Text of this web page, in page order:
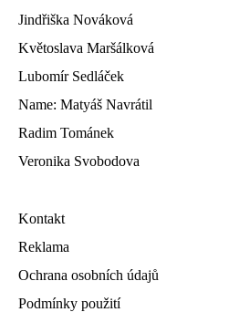
Jindřiška Nováková
Květoslava Maršálková
Lubomír Sedláček
Name: Matyáš Navrátil
Radim Tománek
Veronika Svobodova
Kontakt
Reklama
Ochrana osobních údajů
Podmínky použití